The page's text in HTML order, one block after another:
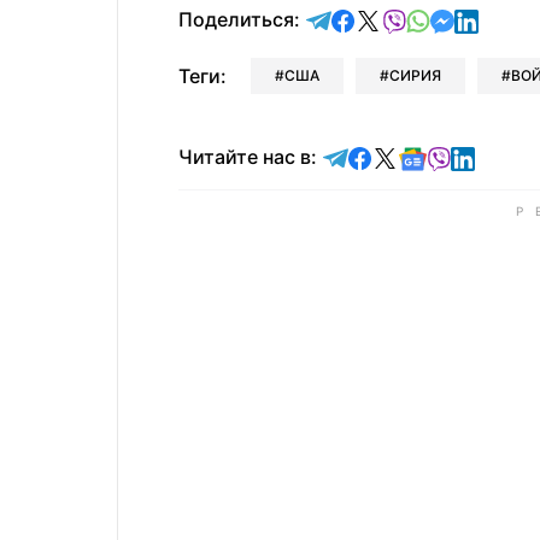
Поделиться: отправить в Telegram
поделиться в
поделиться в X
отправить в
отправить
Теги: США СИРИЯ
Читайте нас в: Читайте в Telegram
Читайте в
Читайте в X
Читайте в
Читайте